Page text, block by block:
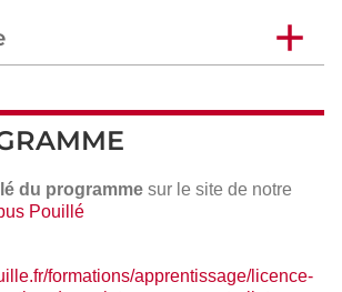
du programme sur le site de notre
Pouillé
formations/apprentissage/licence-